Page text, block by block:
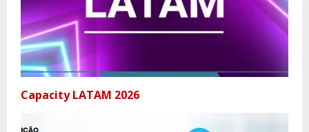
Capacity LATAM 2026